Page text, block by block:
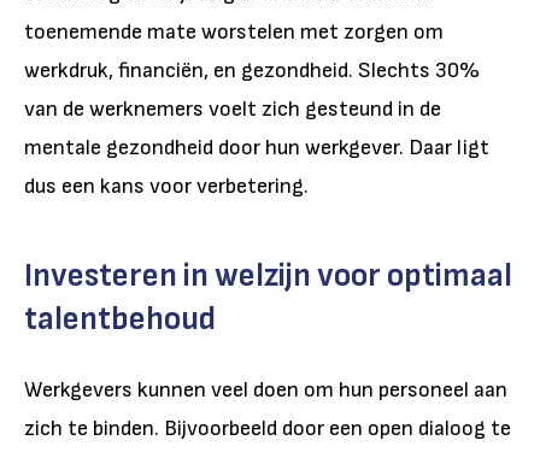
toenemende mate worstelen met zorgen om
werkdruk, financiën, en gezondheid. Slechts 30%
van de werknemers voelt zich gesteund in de
mentale gezondheid door hun werkgever. Daar ligt
dus een kans voor verbetering.
Investeren in welzijn voor optimaal
talentbehoud
Werkgevers kunnen veel doen om hun personeel aan
zich te binden. Bijvoorbeeld door een open dialoog te